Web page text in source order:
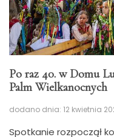
Po raz 40. w Domu
Palm Wielkanocnych
dodano dnia: 12 kwietnia
Spotkanie rozpoczął